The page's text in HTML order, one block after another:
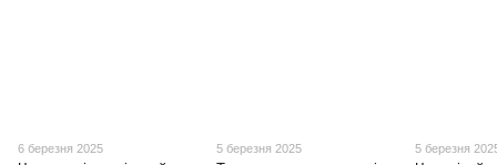
6 березня 2025 5 березня 2025 5 березня